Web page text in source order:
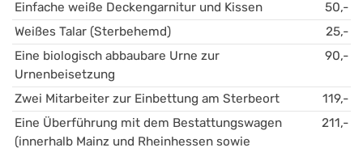
Einfache weiße Deckengarnitur und Kissen
50,-
Weißes Talar (Sterbehemd)
25,-
Eine biologisch abbaubare Urne zur
Urnenbeisetzung
90,-
Zwei Mitarbeiter zur Einbettung am Sterbeort
119,-
Eine Überführung mit dem Bestattungswagen
(innerhalb Mainz und Rheinhessen sowie
211,-